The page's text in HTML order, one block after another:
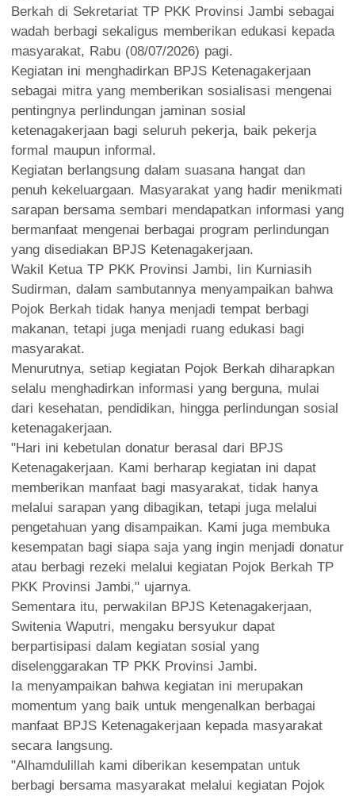
Berkah di Sekretariat TP PKK Provinsi Jambi sebagai
wadah berbagi sekaligus memberikan edukasi kepada
masyarakat, Rabu (08/07/2026) pagi.
Kegiatan ini menghadirkan BPJS Ketenagakerjaan
sebagai mitra yang memberikan sosialisasi mengenai
pentingnya perlindungan jaminan sosial
ketenagakerjaan bagi seluruh pekerja, baik pekerja
formal maupun informal.
Kegiatan berlangsung dalam suasana hangat dan
penuh kekeluargaan. Masyarakat yang hadir menikmati
sarapan bersama sembari mendapatkan informasi yang
bermanfaat mengenai berbagai program perlindungan
yang disediakan BPJS Ketenagakerjaan.
Wakil Ketua TP PKK Provinsi Jambi, Iin Kurniasih
Sudirman, dalam sambutannya menyampaikan bahwa
Pojok Berkah tidak hanya menjadi tempat berbagi
makanan, tetapi juga menjadi ruang edukasi bagi
masyarakat.
Menurutnya, setiap kegiatan Pojok Berkah diharapkan
selalu menghadirkan informasi yang berguna, mulai
dari kesehatan, pendidikan, hingga perlindungan sosial
ketenagakerjaan.
"Hari ini kebetulan donatur berasal dari BPJS
Ketenagakerjaan. Kami berharap kegiatan ini dapat
memberikan manfaat bagi masyarakat, tidak hanya
melalui sarapan yang dibagikan, tetapi juga melalui
pengetahuan yang disampaikan. Kami juga membuka
kesempatan bagi siapa saja yang ingin menjadi donatur
atau berbagi rezeki melalui kegiatan Pojok Berkah TP
PKK Provinsi Jambi," ujarnya.
Sementara itu, perwakilan BPJS Ketenagakerjaan,
Switenia Waputri, mengaku bersyukur dapat
berpartisipasi dalam kegiatan sosial yang
diselenggarakan TP PKK Provinsi Jambi.
Ia menyampaikan bahwa kegiatan ini merupakan
momentum yang baik untuk mengenalkan berbagai
manfaat BPJS Ketenagakerjaan kepada masyarakat
secara langsung.
"Alhamdulillah kami diberikan kesempatan untuk
berbagi bersama masyarakat melalui kegiatan Pojok